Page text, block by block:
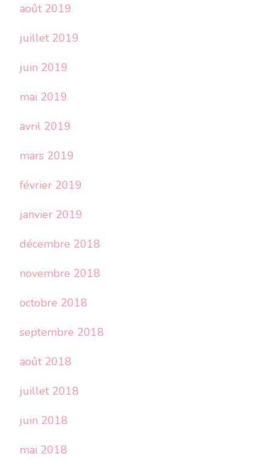
août 2019
juillet 2019
juin 2019
mai 2019
avril 2019
mars 2019
février 2019
janvier 2019
décembre 2018
novembre 2018
octobre 2018
septembre 2018
août 2018
juillet 2018
juin 2018
mai 2018